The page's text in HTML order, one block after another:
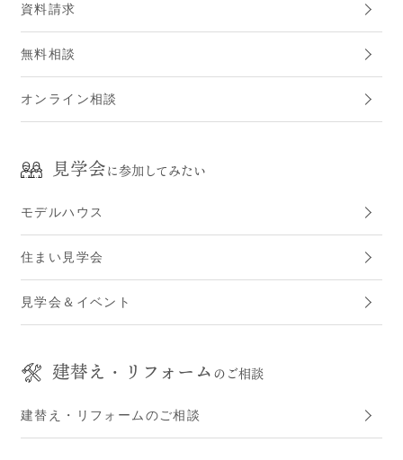
資料請求
無料相談
オンライン相談
見学会に参加してみたい
モデルハウス
住まい見学会
見学会＆イベント
建替え・リフォーム のご相談
建替え・リフォームのご相談